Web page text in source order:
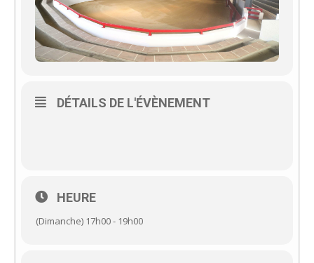
DÉTAILS DE L'ÉVÈNEMENT
HEURE
(Dimanche) 17h00 - 19h00